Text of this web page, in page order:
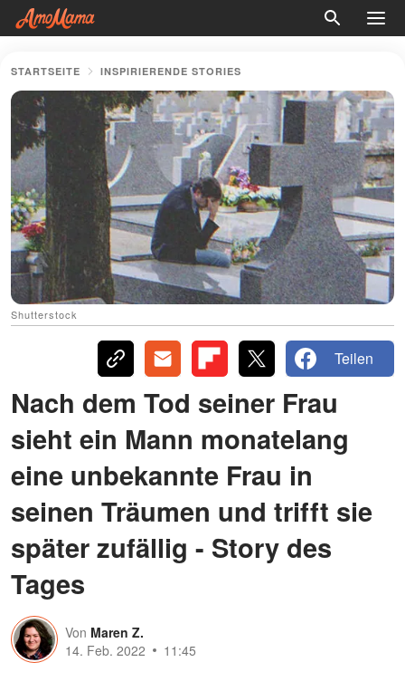
STARTSEITE INSPIRIERENDE STORIES
Shutterstock
Teilen
Nach dem Tod seiner Frau
sieht ein Mann monatelang
eine unbekannte Frau in
seinen Träumen und trifft sie
später zufällig - Story des
Tages
Von Maren Z.
14. Feb. 2022
11:45